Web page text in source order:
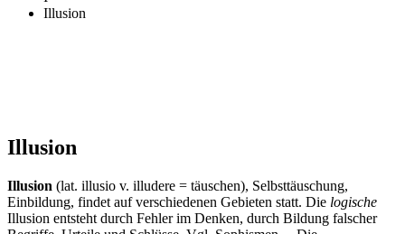
Illusion
Illusion
Illusion (lat. illusio v. illudere = täuschen), Selbsttäuschung,
Einbildung, findet auf verschiedenen Gebieten statt. Die logische
Illusion entsteht durch Fehler im Denken, durch Bildung falscher